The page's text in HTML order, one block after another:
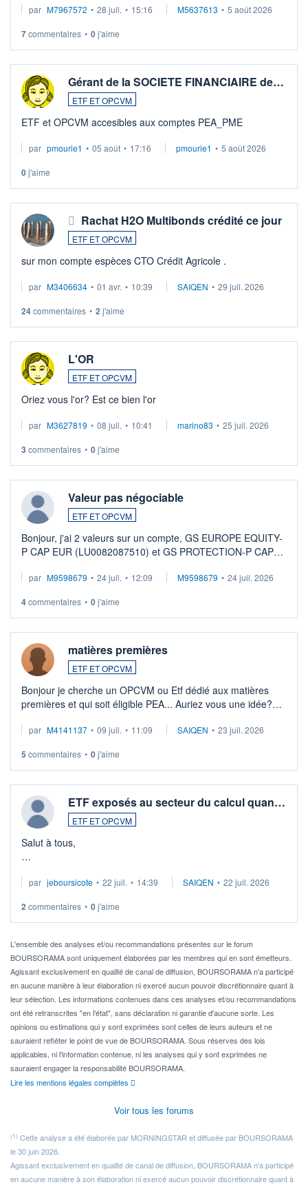
par M7967572 • 28 juil. • 15:16 M5637613 • 5 août 2026
7commentaires • 0j'aime
Gérant de la SOCIETE FINANCIAIRE de…
ETF ET OPCVM
ETF et OPCVM accesibles aux comptes PEA_PME
par pmourie1 • 05 août • 17:16 pmourie1 • 5 août 2026
0j'aime
Rachat H2O Multibonds crédité ce jour
ETF ET OPCVM
sur mon compte espèces CTO Crédit Agricole .
par M3406634 • 01 avr. • 10:39 SAIQEN • 29 juil. 2026
24commentaires • 2 j'aime
L'OR
ETF ET OPCVM
Oriez vous l'or? Est ce bien l'or
par M3627819 • 08 juil. • 10:41 marino83 • 25 juil. 2026
3 commentaires • 0j'aime
Valeur pas négociable
ETF ET OPCVM
Bonjour, j'ai 2 valeurs sur un compte, GS EUROPE EQUITY-
P CAP EUR (LU0082087510) et GS PROTECTION-P CAP
veux procéder à la vente, on me signale ...
par M9598679 • 24 juil. • 12:09 M9598679 • 24 juil. 2026
4commentaires • 0j'aime
matières premières
ETF ET OPCVM
Bonjour je cherche un OPCVM ou Etf dédié aux matières
premières et qui soit éligible PEA... Auriez vous une idée?
par M4141137 • 09 juil. • 11:09 SAIQEN • 23 juil. 2026
5 commentaires • 0j'aime
ETF exposés au secteur du calcul quan…
ETF ET OPCVM
Salut à tous,
via un ETF plutôt que des actions individuelles.
Idéalement, je voudrais qu'il soit éligible au PEA.
Pour l' ...
par jeboursicote • 22 juil. • 14:39 SAIQEN • 22 juil. 2026
2 commentaires • 0j'aime
L'ensemble des analyses et/ou recommandations présentes sur le forum
BOURSORAMA sont uniquement élaborées par les membres qui en sont émetteurs.
Agissant exclusivement en qualité de canal de diffusion, BOURSORAMA n'a participé
en aucune manière à leur élaboration ni exercé aucun pouvoir discrétionnaire quant à
leur sélection. Les informations contenues dans ces analyses et/ou recommandations
ont été retranscrites "en l'état", sans déclaration ni garantie d'aucune sorte. Les
opinions ou estimations qui y sont exprimées sont celles de leurs auteurs et ne
sauraient refléter le point de vue de BOURSORAMA. Sous réserves des lois
applicables, ni l'information contenue, ni les analyses qui y sont exprimées ne
sauraient engager la responsabilité BOURSORAMA.
Lire les mentions légales complètes
Voir tous les forums
(1) Cette analyse a été élaborée par MORNINGSTAR et diffusée par BOURSORAMA
le 30 juin 2026.
Agissant exclusivement en qualité de canal de diffusion, BOURSORAMA n'a participé
en aucune manière à son élaboration ni exercé aucun pouvoir discrétionnaire quant à